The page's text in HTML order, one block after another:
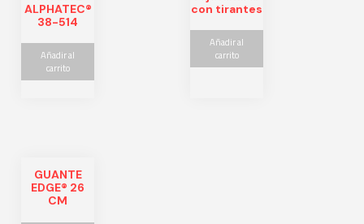
ALPHATEC®
38-514
Añadir al
carrito
con tirantes
Añadir al
carrito
GUANTE
EDGE® 26
CM